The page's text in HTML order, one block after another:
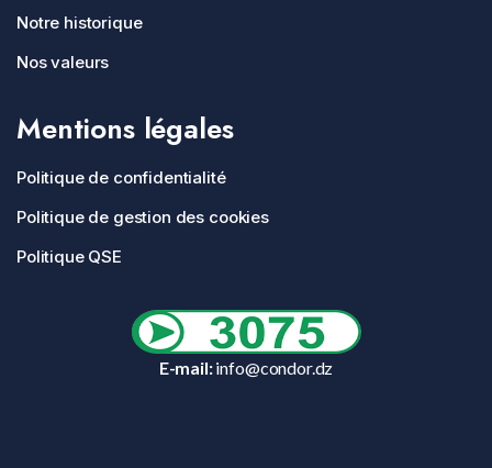
Notre historique
Nos valeurs
Mentions légales
Politique de confidentialité
Politique de gestion des cookies
Politique QSE
E-mail:info@condor.dz